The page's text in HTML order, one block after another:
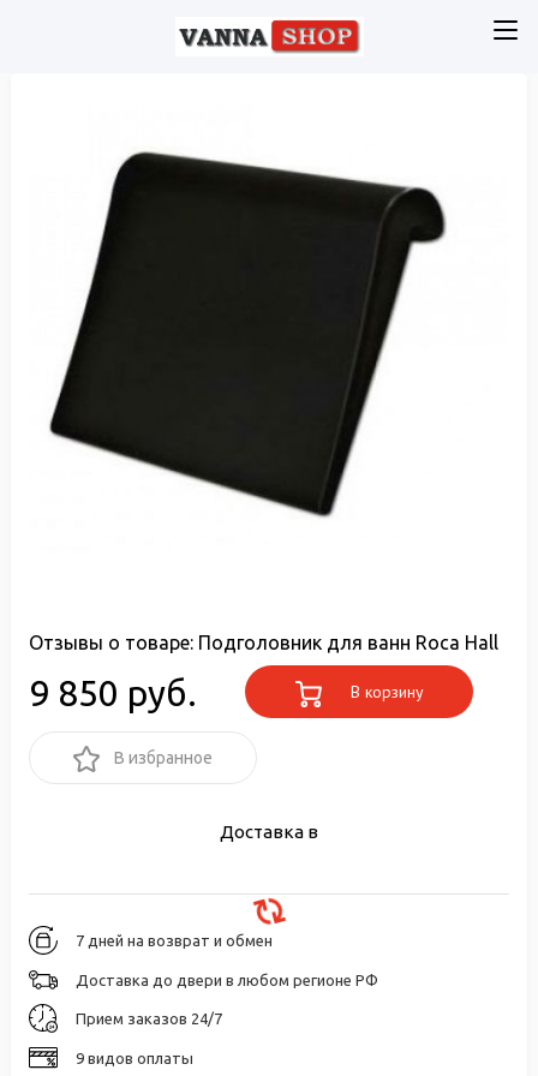
Отзывы о товаре: Подголовник для ванн Roca Hall
9 850 руб. В корзину
В избранное
Доставка в
7 дней на возврат и обмен
Доставка до двери в любом регионе РФ
Прием заказов 24/7
9 видов оплаты